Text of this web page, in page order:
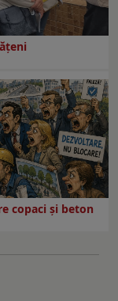
copaci și beton